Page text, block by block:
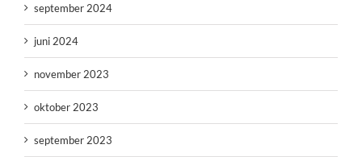
september 2024
juni 2024
november 2023
oktober 2023
september 2023